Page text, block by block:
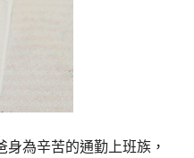
為辛苦的通勤上班族，